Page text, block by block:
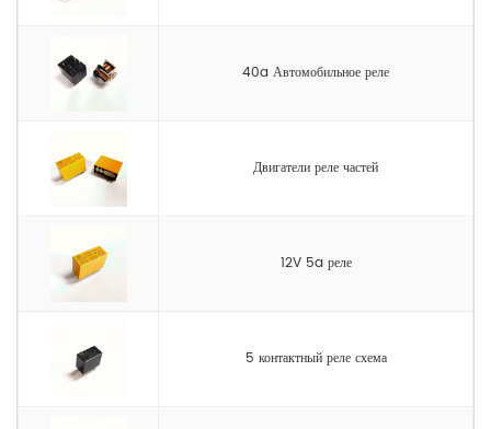
40a Автомобильное реле
Двигатели реле частей
12V 5a реле
5 контактный реле схема